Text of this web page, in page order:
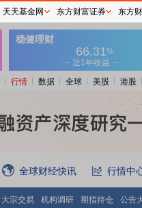
行情 数据 全球 美股 港股
全球财经快讯 行情中
大宗交易 机构调研 期指持仓
公告
天天基金网 东方财富证券 东方